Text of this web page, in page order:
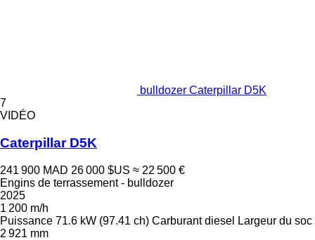
bulldozer Caterpillar D5K
7
VIDÉO
Caterpillar D5K
241 900 MAD 26 000 $US ≈ 22 500 €
Engins de terrassement - bulldozer
2025
1 200 m/h
Puissance 71.6 kW (97.41 ch) Carburant diesel
Largeur du soc
2 921 mm